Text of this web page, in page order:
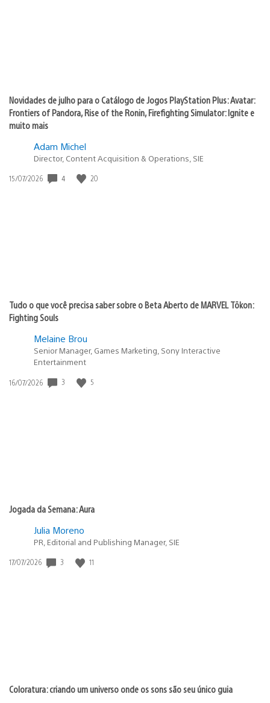
Novidades de julho para o Catálogo de Jogos PlayStation Plus: Avatar:
Frontiers of Pandora, Rise of the Ronin, Firefighting Simulator: Ignite e
muito mais
Adam Michel
Director, Content Acquisition & Operations, SIE
Data
15/07/2026 4 20
Tudo o que você precisa saber sobre o Beta Aberto de MARVEL Tōkon:
Fighting Souls
Melaine Brou
Senior Manager, Games Marketing, Sony Interactive
Entertainment
Data
16/07/2026 3 5
Jogada da Semana: Aura
Julia Moreno
PR, Editorial and Publishing Manager, SIE
Data
17/07/2026 3 11
Coloratura: criando um universo onde os sons são seu único guia